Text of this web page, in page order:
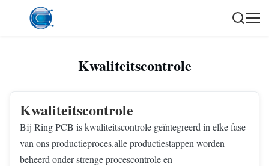
Kwaliteitscontrole
Kwaliteitscontrole
Bij Ring PCB is kwaliteitscontrole geïntegreerd in elke fase
van ons productieproces.alle productiestappen worden
beheerd onder strenge procescontrole en